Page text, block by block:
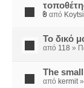
από
Το δικό
από 118 »
The
από kermit»